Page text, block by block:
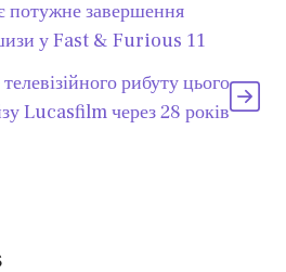
потужне завершення
у Fast & Furious 11
рибуту цього
Lucasfilm через 28 років